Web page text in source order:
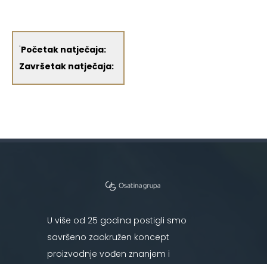
'Početak natječaja:
Završetak natječaja:
U više od 25 godina postigli smo
savršeno zaokružen koncept
proizvodnje vođen znanjem i